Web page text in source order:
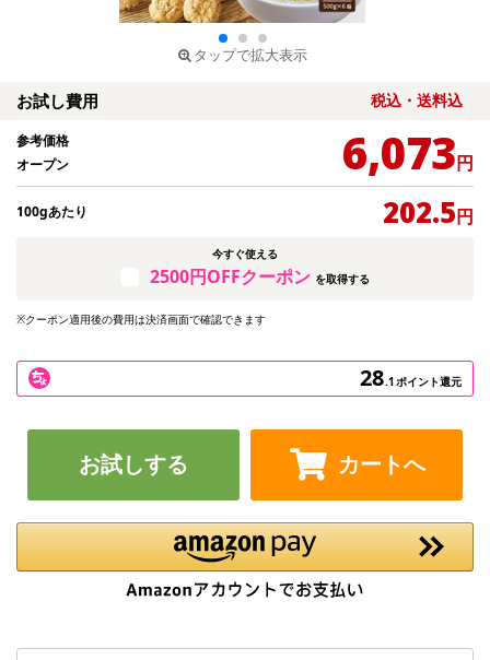
タップで拡大表示
お試し費用 税込・送料込
参考価格
オープン
6,073円
100gあたり 202.5円
今すぐ使える
2500円OFFクーポン を取得する
※クーポン適用後の費用は決済画面で確認できます
28.1ポイント還元
お試しする カートへ